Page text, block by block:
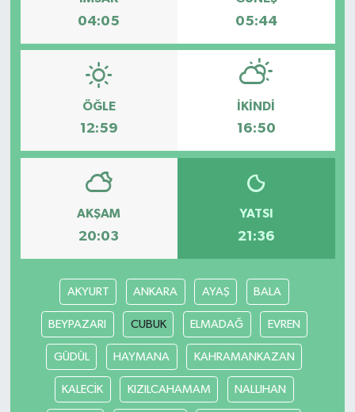
04:05 05:44
ÖĞLE
12:59
İKINDI
16:50
AKŞAM
20:03
YATSI
21:36
AKYURT ANKARA AYAŞ BALA
BEYPAZARI CUBUK ELMADAĞ EVREN
GÜDÜL HAYMANA KAHRAMANKAZAN
KALECİK KIZILCAHAMAM NALLIHAN